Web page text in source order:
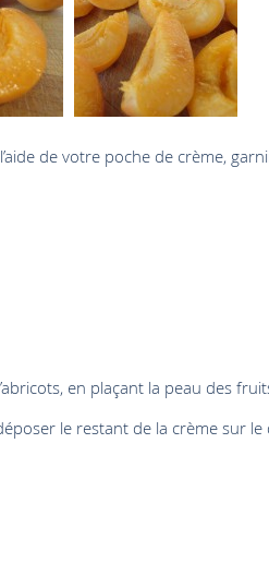
de votre poche de crème,
en plaçant la peau des
le restant de la crème sur